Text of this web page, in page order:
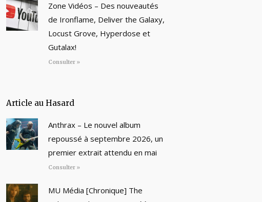
Zone Vidéos – Des nouveautés
de Ironflame, Deliver the Galaxy,
Locust Grove, Hyperdose et
Gutalax!
Consulter »
Article au Hasard
Anthrax – Le nouvel album
repoussé à septembre 2026, un
premier extrait attendu en mai
Consulter »
MU Média [Chronique] The